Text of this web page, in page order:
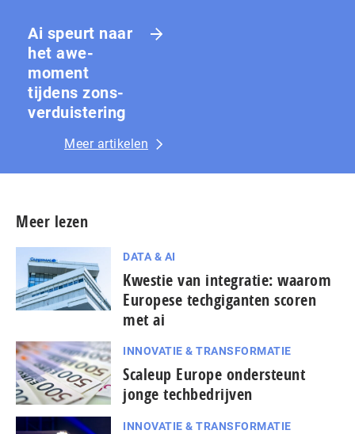
Ai speurt naar
het awe-
moment
tijdens zons­
ver­duis­te­ring
Meer artikelen
Meer lezen
DATA & AI
Kwestie van integratie: waarom
Europese techgiganten scoren
met ai
INNOVATIE & TRANSFORMATIE
Scaleup Europe ondersteunt
jonge techbedrijven
INNOVATIE & TRANSFORMATIE